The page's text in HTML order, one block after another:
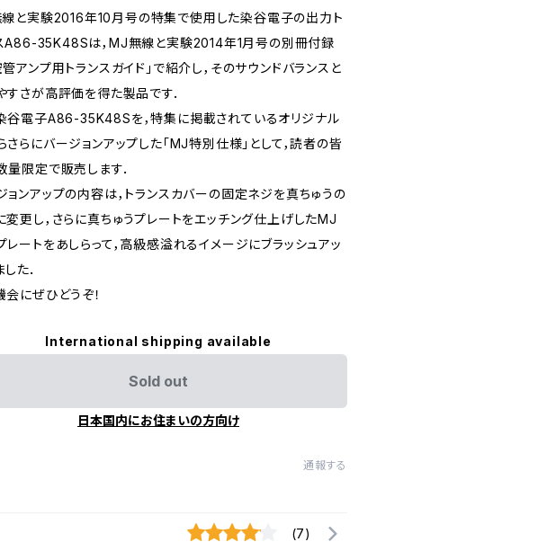
と実験2016年10月号の特集で使用した染谷電子の出力ト
A86-35K48Sは，MJ無線と実験2014年1月号の別冊付録
管アンプ用トランスガイド」で紹介し，そのサウンドバランスと
すさが高評価を得た製品です．
谷電子A86-35K48Sを，特集に掲載されているオリジナル
さらにバージョンアップした「MJ特別仕様」として，読者の皆
量限定で販売します．
ョンアップの内容は，トランスカバーの固定ネジを真ちゅうの
変更し，さらに真ちゅうプレートをエッチング仕上げしたMJ
レートをあしらって，高級感溢れるイメージにブラッシュアッ
た．
会にぜひどうぞ！
International shipping available
Sold out
日本国内にお住まいの方向け
通報する
(7)